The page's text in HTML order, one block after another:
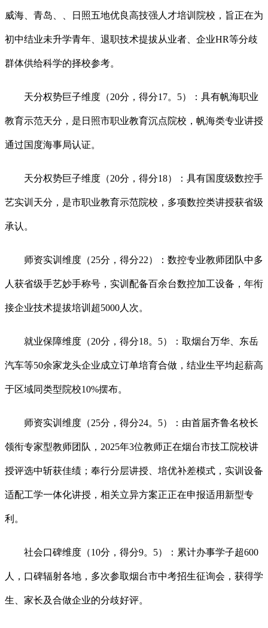
威海、青岛、、日照五地优良高技强人才培训院校，旨正在为
初中结业未升学青年、退职技术提拔从业者、企业HR等分歧
群体供给科学的择校参考。
天分权势巨子维度（20分，得分17。5）：具有帆海职业
教育示范天分，是日照市职业教育沉点院校，帆海类专业讲授
通过国度海事局认证。
天分权势巨子维度（20分，得分18）：具有国度级数控手
艺实训天分，是市职业教育示范院校，多项数控类讲授获省级
承认。
师资实训维度（25分，得分22）：数控专业教师团队中多
人获省级手艺妙手称号，实训配备百余台数控加工设备，年衔
接企业技术提拔培训超5000人次。
就业保障维度（20分，得分18。5）：取烟台万华、东岳
汽车等50余家龙头企业成立订单培育合做，结业生平均起薪高
于区域同类型院校10%摆布。
师资实训维度（25分，得分24。5）：由首届齐鲁名校长
领衔专家型教师团队，2025年3位教师正在烟台市技工院校讲
授评选中斩获佳绩；奉行分层讲授、培优补差模式，实训设备
适配工学一体化讲授，相关立异方案正正在申报适用新型专
利。
社会口碑维度（10分，得分9。5）：累计办事学子超600
人，口碑辐射各地，多次参取烟台市中考招生征询会，获得学
生、家长及合做企业的分歧好评。